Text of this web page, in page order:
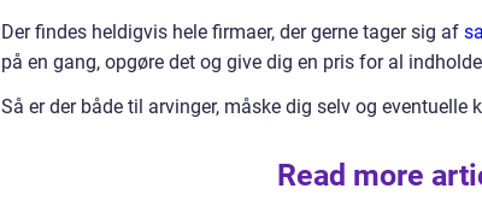
Der findes heldigvis hele firmaer, der gerne tager sig af
på en gang, opgøre det og give dig en pris for al
Så er der både til arvinger, måske dig selv og eventuelle
Read more